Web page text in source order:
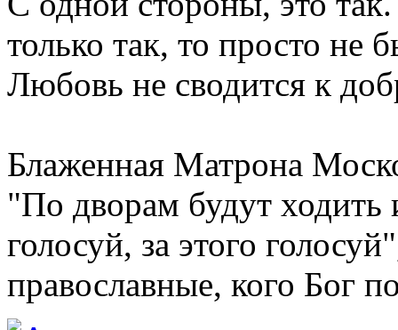
только так, то просто не
Любовь не сводится к
Блаженная Матрона
"По дворам будут ходить
голосуй, за этого
православные, кого Бог